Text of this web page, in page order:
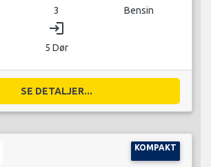
3 Bensin
login
5 Dør
SE DETALJER...
KOMPAKT